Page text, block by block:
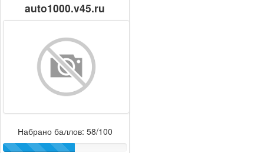
auto1000.v45.ru
Набрано баллов: 58/100